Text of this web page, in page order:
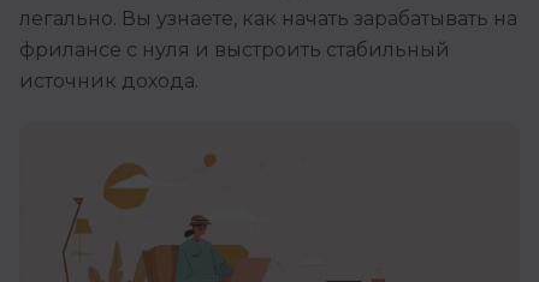
легально. Вы узнаете, как начать зарабатывать на
фрилансе с нуля и выстроить стабильный
источник дохода.
Soft Skills
ДПО
Акции и промокоды
Рейтинг онлайн-школ